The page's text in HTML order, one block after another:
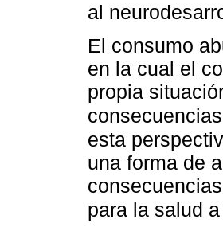
al
El consumo
en la cual el
propia
esta
una forma de
para la salud